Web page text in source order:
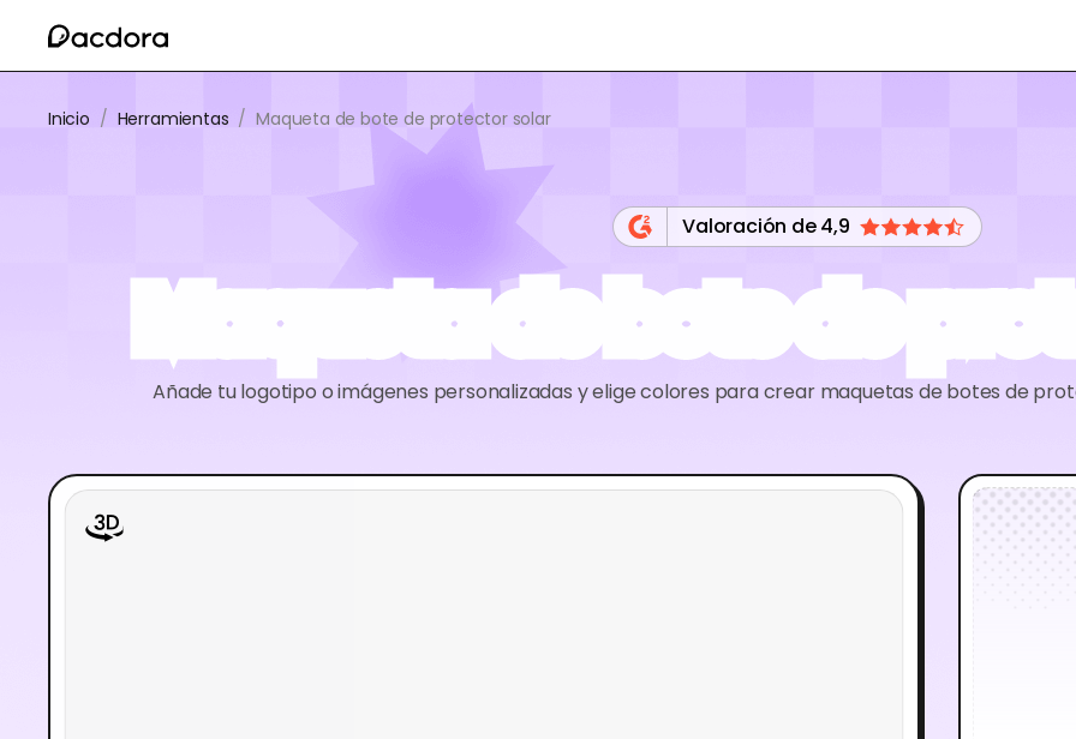
Inicio / Herramientas / Maqueta de bote de protector solar
Valoración de 4,9
Maqueta de bote de
Añade tu logotipo o imágenes personalizadas y elige colores para crear maquetas de botes de